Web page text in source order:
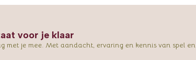
voor je klaar
met je mee. Met aandacht, ervaring en kennis van spel en